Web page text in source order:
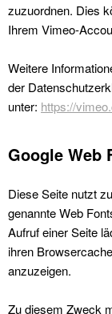
zuzuord­nen. Dies
Ihrem Vimeo-
Weit­ere
der
unter: https://
Google Web
Diese Seite nutzt
genan­nte Web
Aufruf ein­er Seite
ihren
anzuzeigen.
Zu diesem Zweck